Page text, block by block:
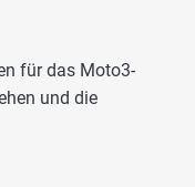
für das Moto3-
und die